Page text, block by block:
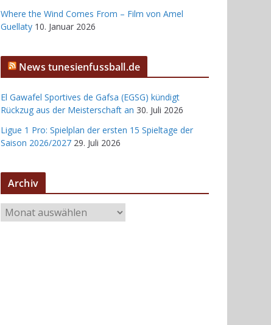
Where the Wind Comes From – Film von Amel
Guellaty 10. Januar 2026
News tunesienfussball.de
El Gawafel Sportives de Gafsa (EGSG) kündigt
Rückzug aus der Meisterschaft an 30. Juli 2026
Ligue 1 Pro: Spielplan der ersten 15 Spieltage der
Saison 2026/2027 29. Juli 2026
Archiv
r